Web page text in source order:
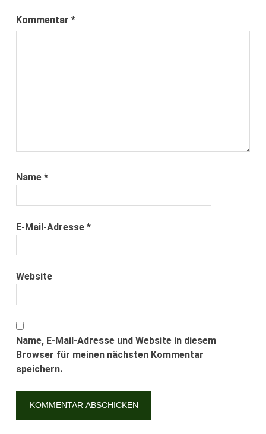
Kommentar*
Name*
E-Mail-Adresse*
Website
Name, E-Mail-Adresse und Website in diesem
Browser für meinen nächsten Kommentar
speichern.